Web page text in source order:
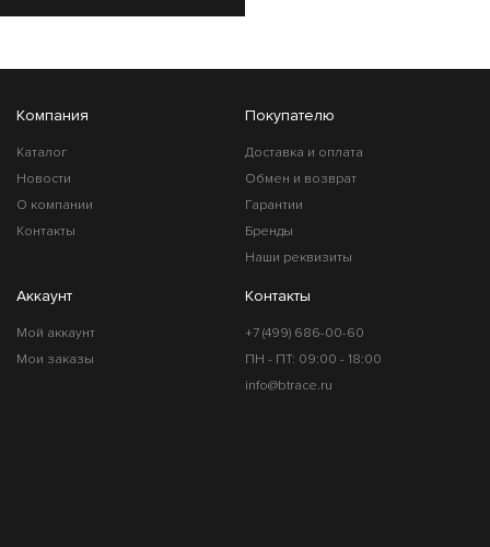
Компания
Каталог
Новости
О компании
Контакты
Покупателю
Доставка и оплата
Обмен и возврат
Гарантии
Бренды
Наши реквизиты
Аккаунт
Мой аккаунт
Мои заказы
Контакты
+7 (499) 686-00-60
ПН - ПТ: 09:00 - 18:00
info@btrace.ru